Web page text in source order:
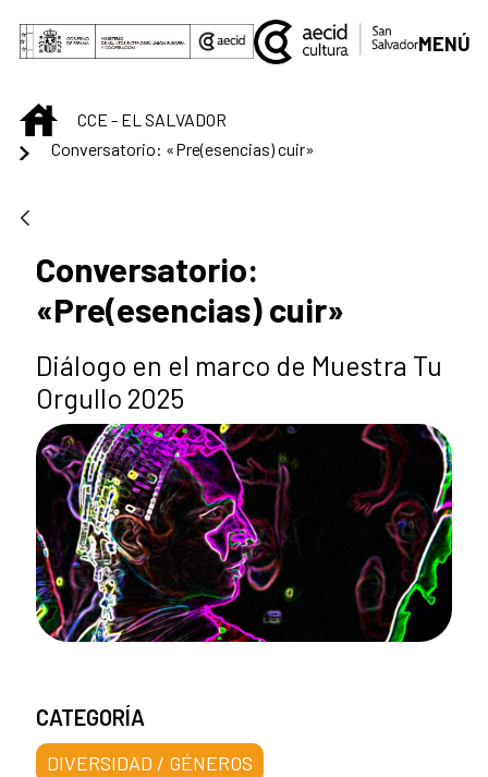
Saltar al contenido principal
MENÚ
INICIOCCE - EL SALVADOR
Conversatorio: «Pre(esencias) cuir»
Conversatorio:
«Pre(esencias) cuir»
Diálogo en el marco de Muestra Tu
Orgullo 2025
CATEGORÍA
DIVERSIDAD / GÉNEROS